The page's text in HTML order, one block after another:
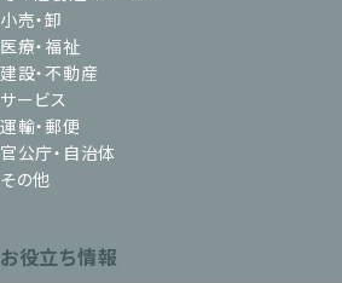
小売・卸
医療・福祉
建設・不動産
サービス
運輸・郵便
官公庁・自治体
その他
お役立ち情報